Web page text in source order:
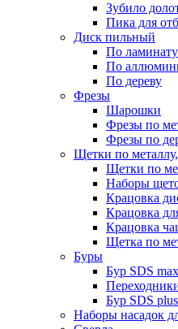
Зубило
Пика для
Диск пильный
По ламинату
По
По дереву
Фрезы
Шарошки
Фрезы по
Фрезы по
Щетки по
Щетки по
Наборы
Крацовка
Крацовка
Крацовка
Щетка по
Буры
Бур SDS max
Бур SDS plus
Наборы насадок